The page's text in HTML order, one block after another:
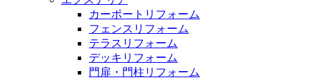
カーポートリフォーム
フェンスリフォーム
テラスリフォーム
デッキリフォーム
門扉・門柱リフォーム